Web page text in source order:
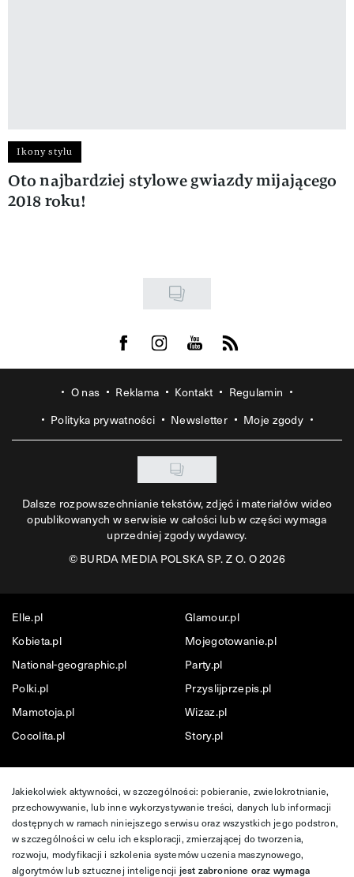
Ikony stylu
Oto najbardziej stylowe gwiazdy mijającego
2018 roku!
Visit us on Facebook
Visit us on Instagram
Visit us on Youtube
Visit us on Rss
O nas Reklama Kontakt
Regulamin
Polityka prywatności
Newsletter Moje zgody
Dalsze rozpowszechnianie tekstów, zdjęć i materiałów wideo
opublikowanych w serwisie w całości lub w części wymaga
uprzedniej zgody wydawcy.
©BURDA MEDIA POLSKA SP. Z O. O 2026
Elle.pl
Glamour.pl
Kobieta.pl
Mojegotowanie.pl
National-geographic.pl
Party.pl
Polki.pl
Przyslijprzepis.pl
Mamotoja.pl
Wizaz.pl
Cocolita.pl
Story.pl
Jakiekolwiek aktywności, w szczególności: pobieranie, zwielokrotnianie,
przechowywanie, lub inne wykorzystywanie treści, danych lub informacji
dostępnych w ramach niniejszego serwisu oraz wszystkich jego podstron,
w szczególności w celu ich eksploracji, zmierzającej do tworzenia,
rozwoju, modyfikacji i szkolenia systemów uczenia maszynowego,
algorytmów lub sztucznej inteligencji jest zabronione oraz wymaga